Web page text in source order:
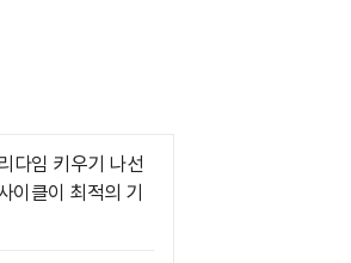
다임 키우기 나선
클이 최적의 기